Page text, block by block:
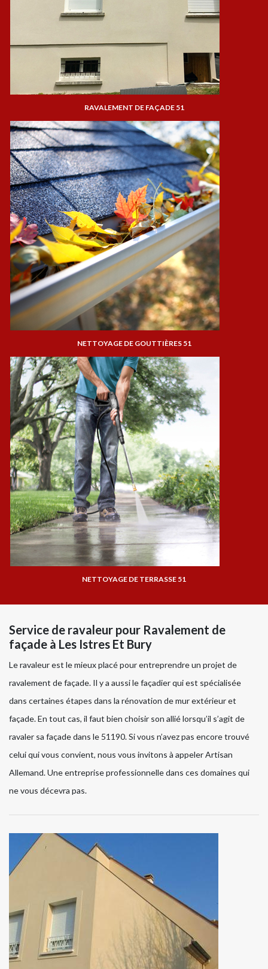
RAVALEMENT DE FAÇADE 51
NETTOYAGE DE GOUTTIÈRES 51
NETTOYAGE DE TERRASSE 51
Service de ravaleur pour Ravalement de
façade à Les Istres Et Bury
Le ravaleur est le mieux placé pour entreprendre un projet de
ravalement de façade. Il y a aussi le façadier qui est spécialisée
dans certaines étapes dans la rénovation de mur extérieur et
façade. En tout cas, il faut bien choisir son allié lorsqu’il s’agit de
ravaler sa façade dans le 51190. Si vous n’avez pas encore trouvé
celui qui vous convient, nous vous invitons à appeler Artisan
Allemand. Une entreprise professionnelle dans ces domaines qui
ne vous décevra pas.